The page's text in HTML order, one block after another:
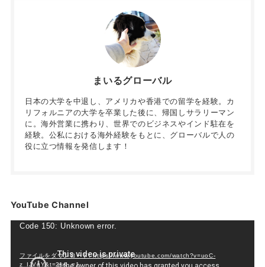
まいるグローバル
日本の大学を中退し、アメリカや香港での留学を経験。カ
リフォルニアの大学を卒業した後に、帰国しサラリーマン
に。海外営業に携わり、世界でのビジネスやインド駐在を
経験。公私における海外経験をもとに、グローバルで人の
役に立つ情報を発信します！
YouTube Channel
動
プ
Code 150: Unknown error.
ファイルをダウンロード: https://www.youtube.com/watch?v=uoC-
z_IJVqY&t=2s&_=1